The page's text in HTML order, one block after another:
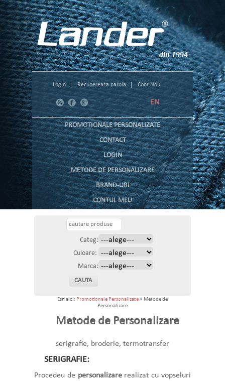
din 1994
Login Recupereaza parola Cont Nou
EN
PROMOTIONALE PERSONALIZATE
CONTACT
LOGIN
METODE DE PERSONALIZARE
BRAND-URI
CONTUL MEU
Categ:
Culoare:
Marca:
Esti aici: Promotionale Personalizate » Metode de
Personalizare
Metode de Personalizare
serigrafie, broderie, termotransfer
SERIGRAFIE:
Procedeu de personalizare realizat cu vopseluri